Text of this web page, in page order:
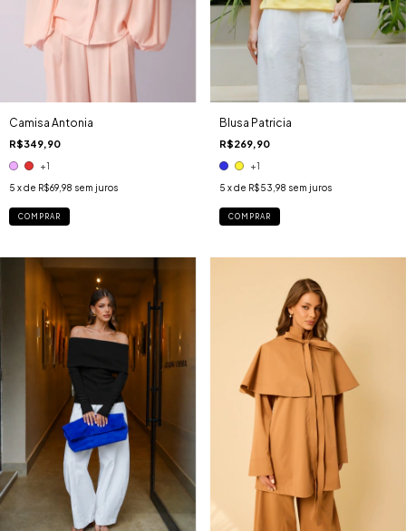
Camisa Antonia
R$349,90
+1
5 x de R$69,98 sem juros
COMPRAR
Blusa Patricia
R$269,90
+1
5 x de R$53,98 sem juros
COMPRAR